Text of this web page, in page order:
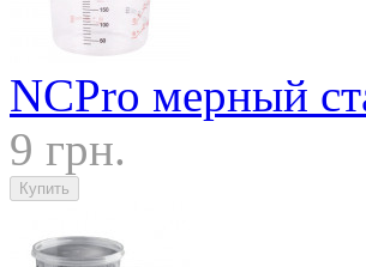
NCPro мерный
9 грн.